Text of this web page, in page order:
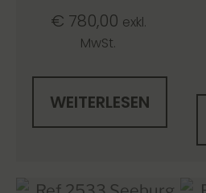
€ 780,00 exkl.
MwSt.
WEITERLESEN